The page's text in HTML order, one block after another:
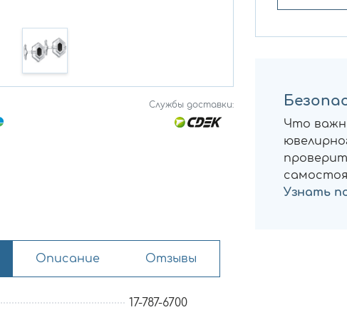
Службы доставки:
Что
Узнать
Описание Отзывы
17-787-6700